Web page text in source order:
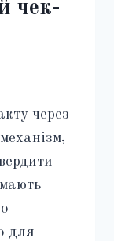
чек-
через
для